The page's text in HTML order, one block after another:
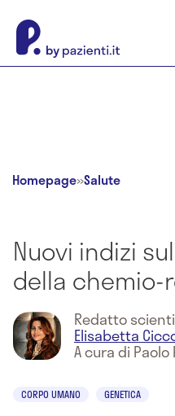
Homepage»Salute
Nuovi indizi
della chemio-
Redatto
Elisabetta
A cura di Paolo
CORPO UMANO GENETICA